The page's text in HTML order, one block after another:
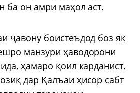
ба он амри маҳол аст.
ҷавону боистеъдод боз як
манзури ҳаводорони
ҳамаро қоил карданист.
дар Қалъаи ҳисор сабт